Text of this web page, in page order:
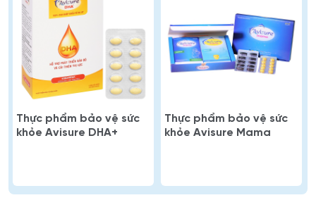
Thực phẩm bảo vệ sức
khỏe Avisure DHA+
Thực phẩm bảo vệ sức
khỏe Avisure Mama